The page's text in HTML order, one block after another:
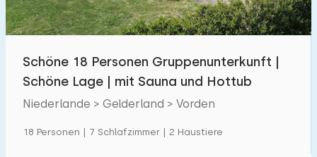
Kindereinrichtungen im Park 1300 +
Zugänglichkeit
Schöne 18 Personen Gruppenunterkunft |
Schöne Lage | mit Sauna und Hottub
Niederlande > Gelderland > Vorden
18 Personen | 7 Schlafzimmer | 2 Haustiere